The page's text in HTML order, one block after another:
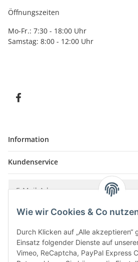
Öffnungszeiten
Mo-Fr.: 7:30 - 18:00 Uhr
Samstag: 8:00 - 12:00 Uhr
Information
Kundenservice
Bitte senden Sie mir entsprechend Ihrer
Wie wir Cookies & Co
Durch Klicken auf „Alle akzeptieren“
Einsatz folgender Dienste auf
Vimeo, ReCaptcha, PayPal Express